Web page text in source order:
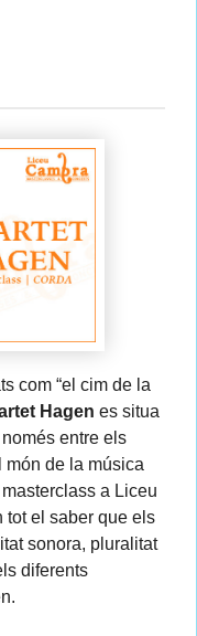
com “el cim de la
Hagen es situa
entre els
món de la música
a Liceu
tot el saber que els
sonora, pluralitat
diferents